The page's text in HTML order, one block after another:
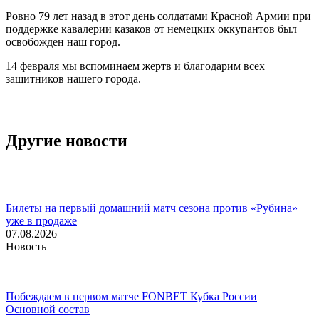
Ровно 79 лет назад в этот день солдатами Красной Армии при
поддержке кавалерии казаков от немецких оккупантов был
освобожден наш город.
14 февраля мы вспоминаем жертв и благодарим всех
защитников нашего города.
Другие новости
Билеты на первый домашний матч сезона против «Рубина»
уже в продаже
07.08.2026
Новость
Побеждаем в первом матче FONBET Кубка России
Основной состав